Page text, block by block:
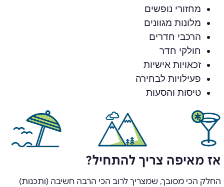
מחזורי נופשים
מלונות מגוונים
הרכבי חדרים
חולקי חדר
זכאויות אישיות
פעילויות לבחירה
טיסות והסעות
אז מאיפה צריך להתחיל?
החלק הכי מסובך, שמצריך לרוב הכי הרבה חשיבה (ותכנות)